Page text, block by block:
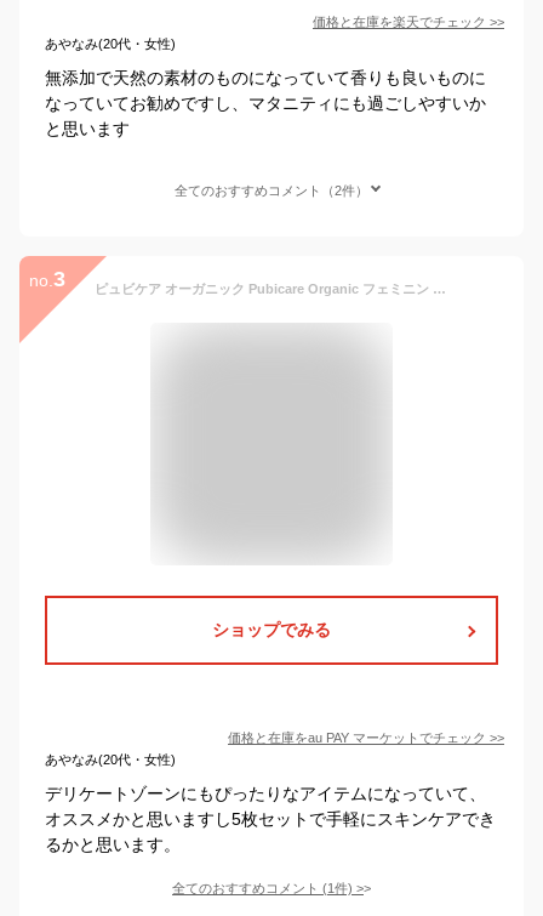
価格と在庫を楽天でチェック >>
あやなみ(20代・女性)
無添加で天然の素材のものになっていて香りも良いものに
なっていてお勧めですし、マタニティにも過ごしやすいか
と思います
全てのおすすめコメント（2件）
no. 3 ピュビケア オーガニック Pubicare Organic フェミニン コットンシート 5枚入パック デリケートゾーン 保湿 シート オーガニックコットン
ショップでみる
価格と在庫をau PAY マーケット でチェック >>
あやなみ(20代・女性)
デリケートゾーンにもぴったりなアイテムになっていて、
オススメかと思いますし5枚セットで手軽にスキンケアでき
るかと思います。
全てのおすすめコメント (1件) >